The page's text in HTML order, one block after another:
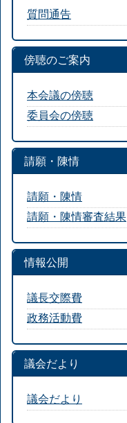
質問通告
傍聴のご案内
本会議の傍聴
委員会の傍聴
請願・陳情
請願・陳情
請願・陳情審査結果
情報公開
議長交際費
政務活動費
議会だより
議会だより